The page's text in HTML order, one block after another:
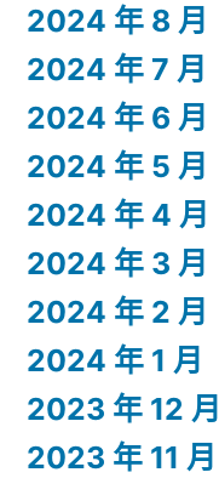
2024 年 8 月
2024 年 7 月
2024 年 6 月
2024 年 5 月
2024 年 4 月
2024 年 3 月
2024 年 2 月
2024 年 1 月
2023 年 12 月
2023 年 11 月